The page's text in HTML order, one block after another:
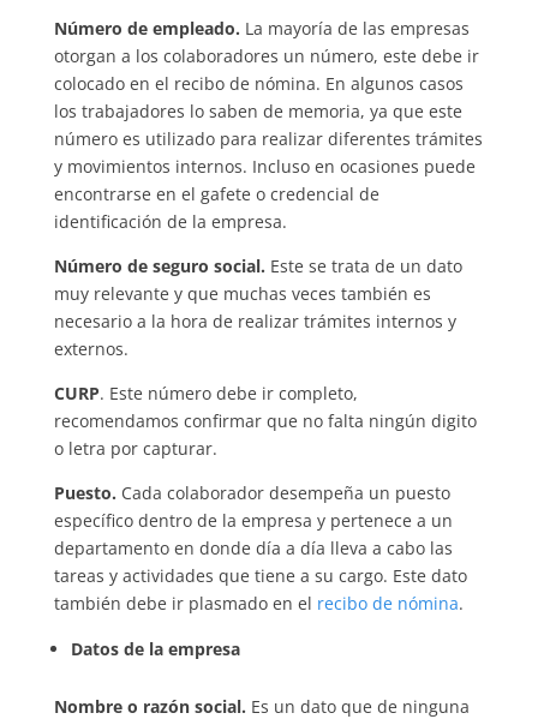
Número de empleado. La mayoría de las empresas
otorgan a los colaboradores un número, este debe ir
colocado en el recibo de nómina. En algunos casos
los trabajadores lo saben de memoria, ya que este
número es utilizado para realizar diferentes trámites
y movimientos internos. Incluso en ocasiones puede
encontrarse en el gafete o credencial de
identificación de la empresa.
Número de seguro social. Este se trata de un dato
muy relevante y que muchas veces también es
necesario a la hora de realizar trámites internos y
externos.
CURP. Este número debe ir completo,
recomendamos confirmar que no falta ningún digito
o letra por capturar.
Puesto. Cada colaborador desempeña un puesto
específico dentro de la empresa y pertenece a un
departamento en donde día a día lleva a cabo las
tareas y actividades que tiene a su cargo. Este dato
también debe ir plasmado en el recibo de nómina.
Datos de la empresa
Nombre o razón social. Es un dato que de ninguna